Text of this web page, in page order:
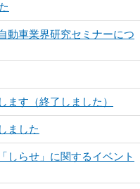
動車業界研究セミナーにつ
す（終了しました）
ました
しらせ」に関するイベント